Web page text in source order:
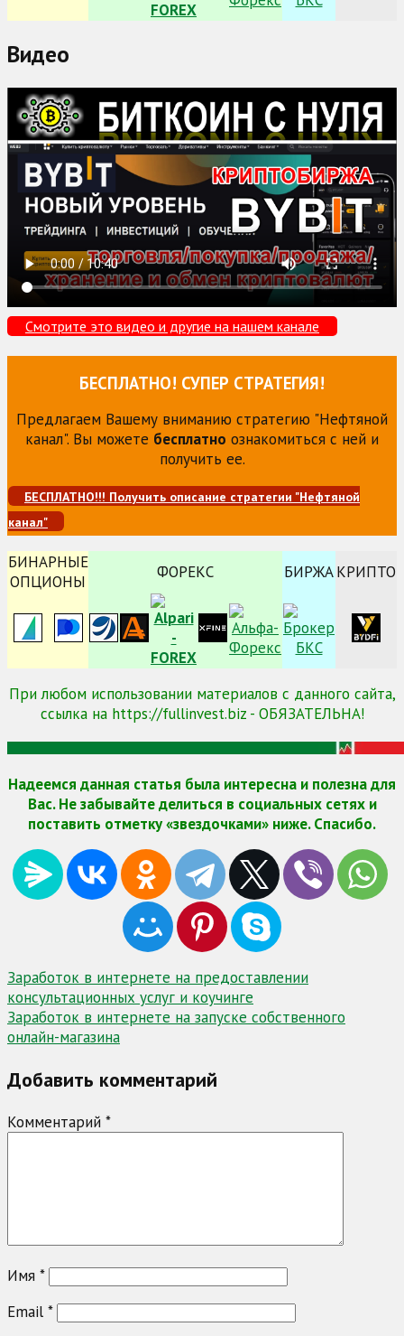
Видео
Смотрите это видео и другие на нашем канале
БЕСПЛАТНО! СУПЕР СТРАТЕГИЯ!
Предлагаем Вашему вниманию стратегию "Нефтяной
канал". Вы можете бесплатно ознакомиться с ней и
получить ее.
БЕСПЛАТНО!!! Получить описание стратегии "Нефтяной
канал"
БИНАРНЫЕ
ОПЦИОНЫ
ФОРЕКС БИРЖАКРИПТО
При любом использовании материалов с данного сайта,
ссылка на https://fullinvest.biz - ОБЯЗАТЕЛЬНА!
Надеемся данная статья была интересна и полезна для
Вас. Не забывайте делиться в социальных сетях и
поставить отметку «звездочками» ниже. Спасибо.
Навигация
по
записям
Заработок в интернете на предоставлении
консультационных услуг и коучинге
Заработок в интернете на запуске собственного
онлайн-магазина
Добавить комментарий
Комментарий *
Имя *
Email *